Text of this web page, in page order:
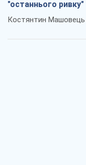
"останнього ривку"
Костянтин Машовець